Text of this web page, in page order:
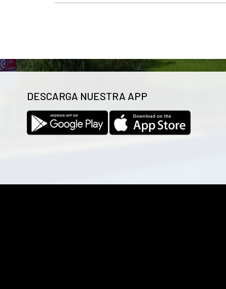
DESCARGA NUESTRA APP